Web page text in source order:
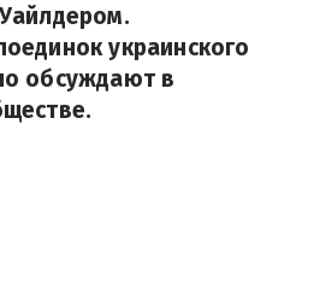
украинского
обсуждают в